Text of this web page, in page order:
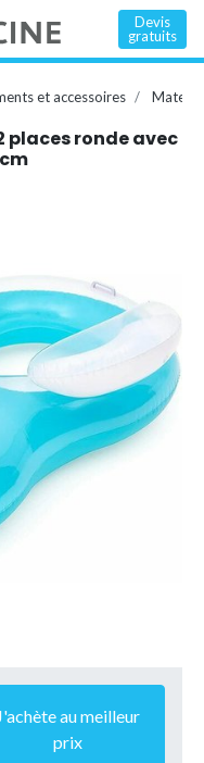
Devis
gratuits
et accessoires
places ronde avec
au meilleur
prix